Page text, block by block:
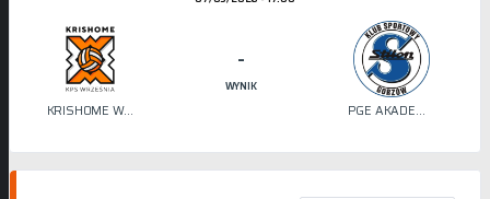
KRISHOME WRZEŚNIA PGE AKADEMIA SIATKÓWKI STILON
-
WYNIK